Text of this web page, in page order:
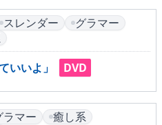
ュー
スレンダー
グラマー
いいよ」
DVD
ラマー
癒し系